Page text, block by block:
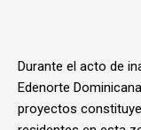
Durante el acto de
Edenorte
proyectos